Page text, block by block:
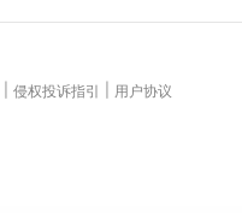
侵权投诉指引
用户协议